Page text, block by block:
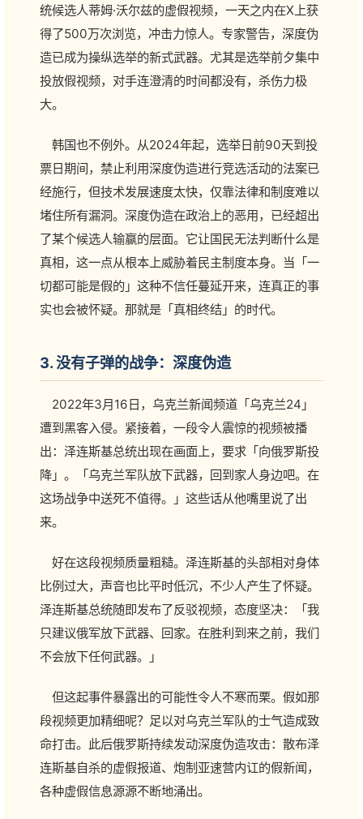
统候选人蒂姆·沃尔兹的虚假视频，一天之内在X上获
得了500万次浏览，冲击力惊人。专家警告，深度伪
造已成为操纵选举的新式武器。尤其是选举前夕集中
投放假视频，对手连澄清的时间都没有，杀伤力极
大。
韩国也不例外。从2024年起，选举日前90天到投
票日期间，禁止利用深度伪造进行竞选活动的法案已
经施行，但技术发展速度太快，仅靠法律和制度难以
堵住所有漏洞。深度伪造在政治上的恶用，已经超出
了某个候选人输赢的层面。它让国民无法判断什么是
真相，这一点从根本上威胁着民主制度本身。当「一
切都可能是假的」这种不信任蔓延开来，连真正的事
实也会被怀疑。那就是「真相终结」的时代。
3. 没有子弹的战争：深度伪造
2022年3月16日，乌克兰新闻频道「乌克兰24」
遭到黑客入侵。紧接着，一段令人震惊的视频被播
出：泽连斯基总统出现在画面上，要求「向俄罗斯投
降」。「乌克兰军队放下武器，回到家人身边吧。在
这场战争中送死不值得。」这些话从他嘴里说了出
来。
好在这段视频质量粗糙。泽连斯基的头部相对身体
比例过大，声音也比平时低沉，不少人产生了怀疑。
泽连斯基总统随即发布了反驳视频，态度坚决：「我
只建议俄军放下武器、回家。在胜利到来之前，我们
不会放下任何武器。」
但这起事件暴露出的可能性令人不寒而栗。假如那
段视频更加精细呢？足以对乌克兰军队的士气造成致
命打击。此后俄罗斯持续发动深度伪造攻击：散布泽
连斯基自杀的虚假报道、炮制亚速营内讧的假新闻，
各种虚假信息源源不断地涌出。